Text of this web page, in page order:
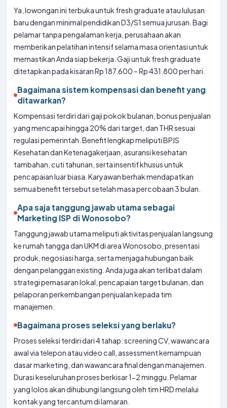
Ya, lowongan ini terbuka untuk fresh graduate atau lulusan
baru dengan minimal pendidikan D3/S1 semua jurusan. Bagi
pelamar tanpa pengalaman kerja, perusahaan akan
memberikan pelatihan intensif selama masa orientasi untuk
memastikan Anda siap bekerja. Gaji untuk fresh graduate
ditetapkan pada kisaran Rp 187.600 – Rp 431.800 per hari.
Bagaimana sistem kompensasi dan benefit yang
ditawarkan?
Kompensasi terdiri dari gaji pokok bulanan, bonus penjualan
yang mencapai hingga 20% dari target, dan THR sesuai
regulasi pemerintah. Benefit lengkap meliputi BPJS
Kesehatan dan Ketenagakerjaan, asuransi kesehatan
tambahan, cuti tahunan, serta insentif khusus untuk
pencapaian luar biasa. Karyawan berhak mendapatkan
semua benefit tersebut setelah masa percobaan 3 bulan.
Apa saja tanggung jawab utama sebagai
Marketing ISP di Wonosobo?
Tanggung jawab utama meliputi aktivitas penjualan langsung
ke rumah tangga dan UKM di area Wonosobo, presentasi
produk, negosiasi harga, serta menjaga hubungan baik
dengan pelanggan existing. Anda juga akan terlibat dalam
strategi pemasaran lokal, pencapaian target bulanan, dan
pelaporan perkembangan penjualan kepada tim
manajemen.
Bagaimana proses seleksi yang berlaku?
Proses seleksi terdiri dari 4 tahap: screening CV, wawancara
awal via telepon atau video call, assessment kemampuan
dasar marketing, dan wawancara final dengan manajemen.
Durasi keseluruhan proses berkisar 1-2 minggu. Pelamar
yang lolos akan dihubungi langsung oleh tim HRD melalui
kontak yang tercantum di lamaran.